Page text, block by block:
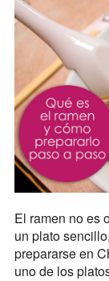
El ramen no es
un plato
prepararse en
uno de los